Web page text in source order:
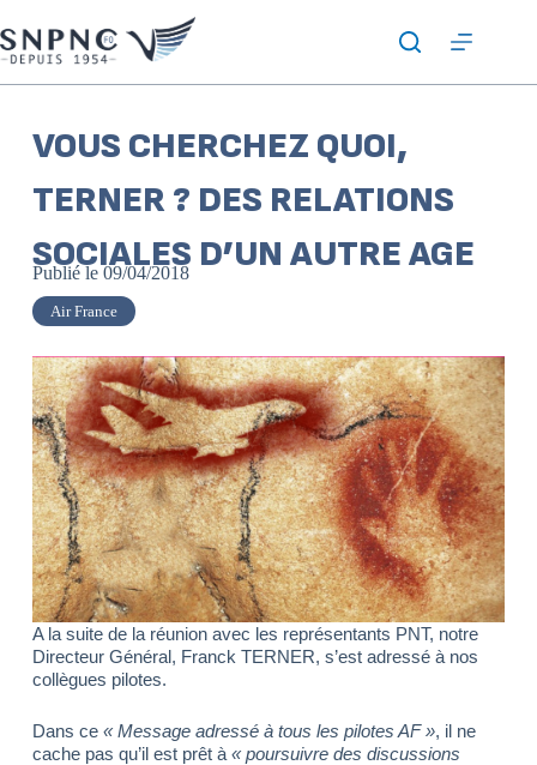
VOUS CHERCHEZ QUOI,
TERNER ? DES RELATIONS
SOCIALES D’UN AUTRE AGE
Publié le 09/04/2018
Air France
A la suite de la réunion avec les représentants PNT, notre
Directeur Général, Franck TERNER, s’est adressé à nos
collègues pilotes.
Dans ce « Message adressé à tous les pilotes AF », il ne
cache pas qu’il est prêt à « poursuivre des discussions